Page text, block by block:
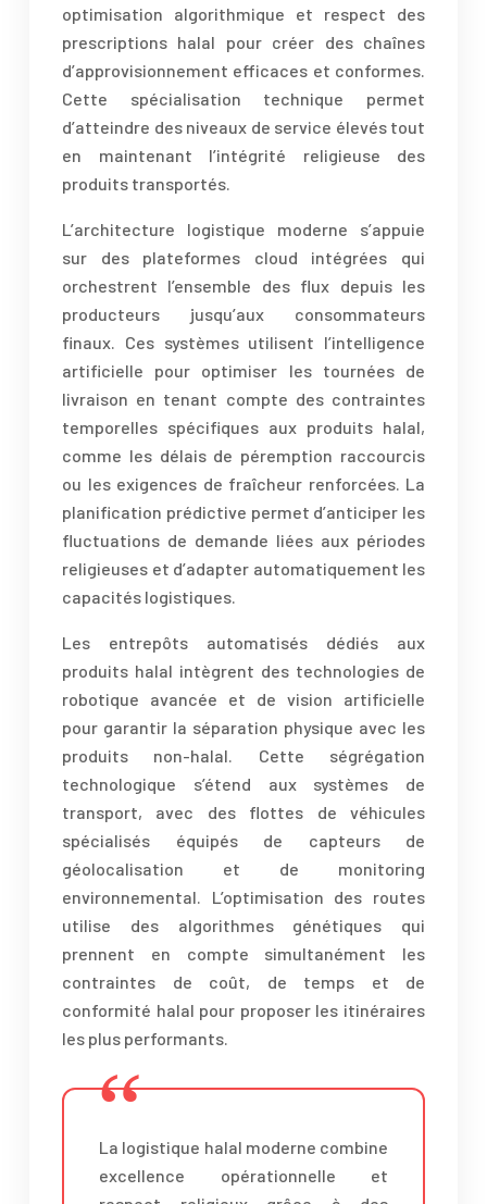
optimisation algorithmique et respect des
prescriptions halal pour créer des chaînes
d’approvisionnement efficaces et conformes.
Cette spécialisation technique permet
d’atteindre des niveaux de service élevés tout
en maintenant l’intégrité religieuse des
produits transportés.
L’architecture logistique moderne s’appuie
sur des plateformes cloud intégrées qui
orchestrent l’ensemble des flux depuis les
producteurs jusqu’aux consommateurs
finaux. Ces systèmes utilisent l’intelligence
artificielle pour optimiser les tournées de
livraison en tenant compte des contraintes
temporelles spécifiques aux produits halal,
comme les délais de péremption raccourcis
ou les exigences de fraîcheur renforcées. La
planification prédictive permet d’anticiper les
fluctuations de demande liées aux périodes
religieuses et d’adapter automatiquement les
capacités logistiques.
Les entrepôts automatisés dédiés aux
produits halal intègrent des technologies de
robotique avancée et de vision artificielle
pour garantir la séparation physique avec les
produits non-halal. Cette ségrégation
technologique s’étend aux systèmes de
transport, avec des flottes de véhicules
spécialisés équipés de capteurs de
géolocalisation et de monitoring
environnemental. L’optimisation des routes
utilise des algorithmes génétiques qui
prennent en compte simultanément les
contraintes de coût, de temps et de
conformité halal pour proposer les itinéraires
les plus performants.
La logistique halal moderne combine
excellence opérationnelle et